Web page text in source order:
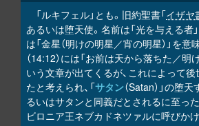
「ルキフェル」とも。旧約聖書「イザヤ
あるいは堕天使。名前は「光を与える者
は「金星（明けの明星／宵の明星）」を意
（14:12）には「お前は天から落ちた／明
いう文章が出てくるが、これによって
たと考えられ、「サタン（Satan）」の堕
るいはサタンと同義だとされるに至っ
ビロニア王ネブカドネツァルに呼びか